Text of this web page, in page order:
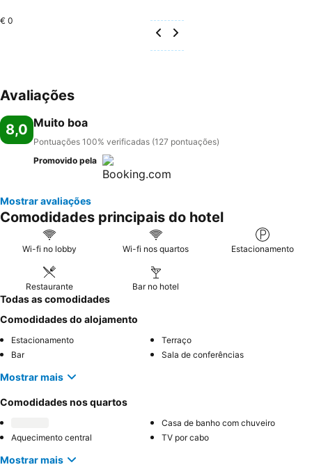
€ 0
Avaliações
8,0 Muito boa
Pontuações 100% verificadas (127 pontuações)
Promovido pela
Mostrar avaliações
Comodidades principais do hotel
Wi-fi no lobby Wi-fi nos quartos Estacionamento
Restaurante Bar no hotel
Todas as comodidades
Comodidades do alojamento
Estacionamento
Terraço
Bar
Sala de conferências
Mostrar mais
Comodidades nos quartos
Casa de banho com chuveiro
Aquecimento central
TV por cabo
Mostrar mais